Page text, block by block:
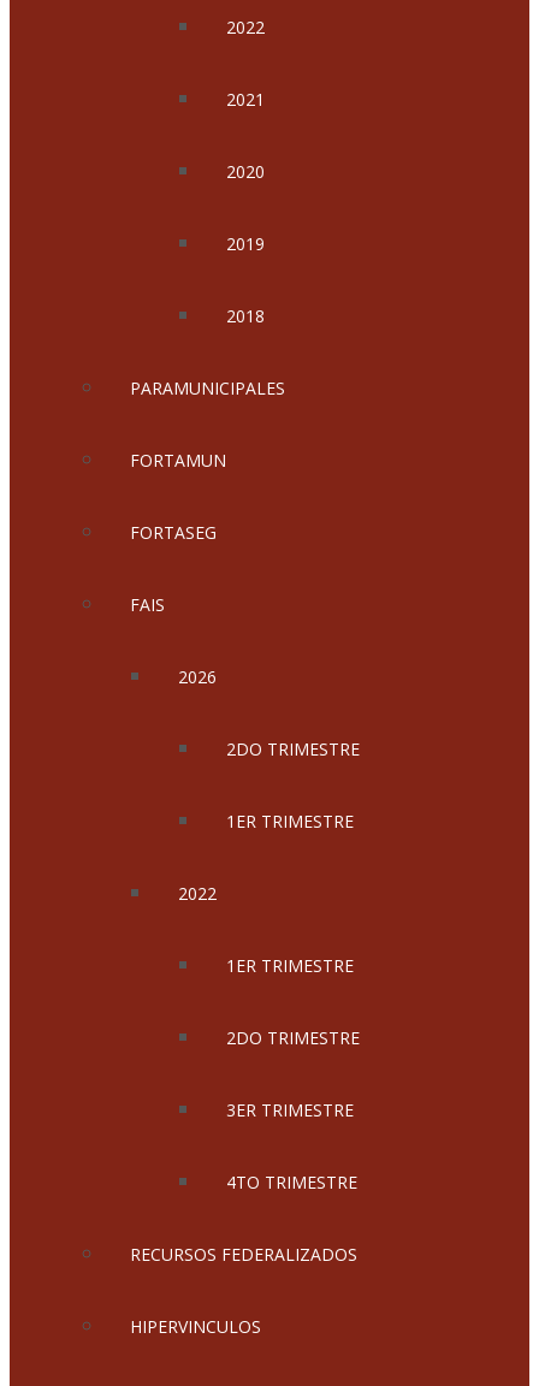
2022
2021
2020
2019
2018
PARAMUNICIPALES
FORTAMUN
FORTASEG
FAIS
2026
2DO TRIMESTRE
1ER TRIMESTRE
2022
1ER TRIMESTRE
2DO TRIMESTRE
3ER TRIMESTRE
4TO TRIMESTRE
RECURSOS FEDERALIZADOS
HIPERVINCULOS